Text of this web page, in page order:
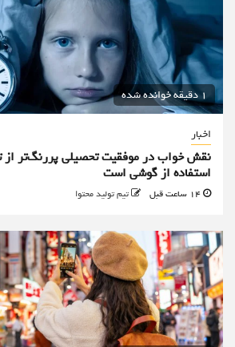
1 دقیقه خوانده شده
اخبار
نقش خواب در موفقیت تحصیلی پررنگ‌تر از
استفاده از گوشی است
تیم تولید محتوا